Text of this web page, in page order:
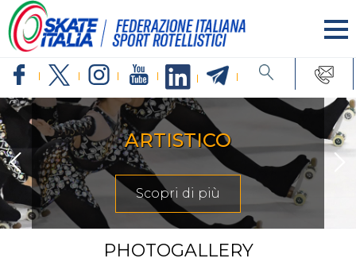
ARTISTICO
Scopri di più
PHOTOGALLERY